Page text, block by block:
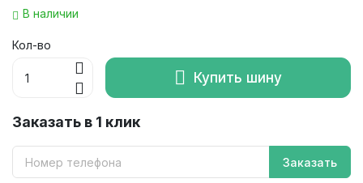
В наличии
Кол-во
Купить шину
Заказать в 1 клик
Заказать